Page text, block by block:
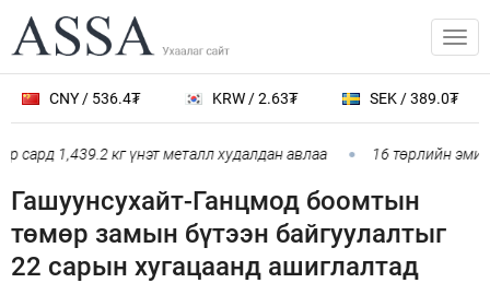
CNY / 536.4₮ KRW / 2.63₮ SEK / 389.0₮
1,439.2 кг үнэт металл худалдан авлаа 16 төрлийн эмийг
Гашуунсухайт-Ганцмод боомтын
төмөр замын бүтээн байгуулалтыг
22 сарын хугацаанд ашиглалтад